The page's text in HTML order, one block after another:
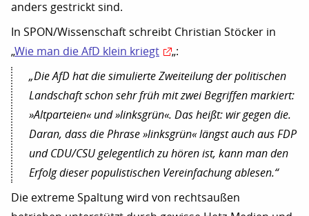
anders gestrickt sind.
In SPON/Wissenschaft schreibt Christian Stöcker in
„Wie man die AfD klein kriegt
„:
„Die AfD hat die simulierte Zweiteilung der politischen
Landschaft schon sehr früh mit zwei Begriffen markiert:
»Altparteien« und »linksgrün«. Das heißt: wir gegen die.
Daran, dass die Phrase »linksgrün« längst auch aus FDP
und CDU/CSU gelegentlich zu hören ist, kann man den
Erfolg dieser populistischen Vereinfachung ablesen.“
Die extreme Spaltung wird von rechtsaußen